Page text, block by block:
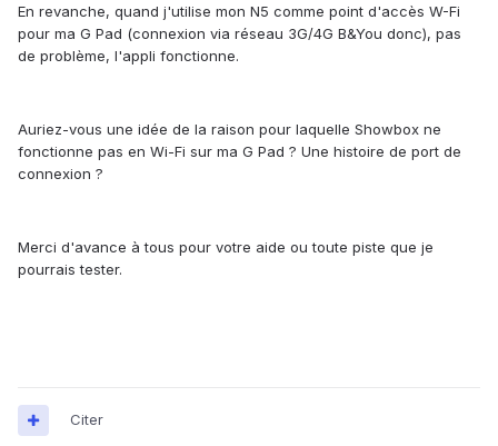
En revanche, quand j'utilise mon N5 comme point d'accès W-Fi
pour ma G Pad (connexion via réseau 3G/4G B&You donc), pas
de problème, l'appli fonctionne.
Auriez-vous une idée de la raison pour laquelle Showbox ne
fonctionne pas en Wi-Fi sur ma G Pad ? Une histoire de port de
connexion ?
Merci d'avance à tous pour votre aide ou toute piste que je
pourrais tester.
Citer